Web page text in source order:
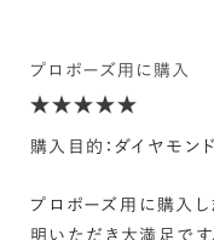
プロポーズ用に購入
購入目的：ダイヤモン
プロポーズ用に購入
明いただき大満足です